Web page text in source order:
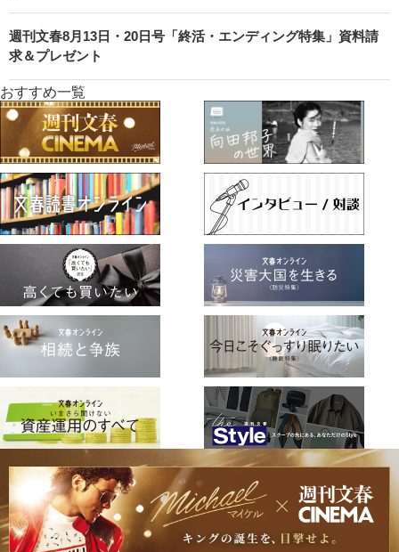
週刊文春8月13日・20日号「終活・エンディング特集」資料請
求＆プレゼント
おすすめ一覧